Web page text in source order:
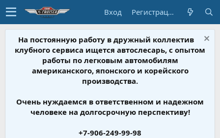
Вход Регистрация
На постоянную работу в дружный коллектив
клубного сервиса ищется автослесарь, с опытом
работы по легковым автомобилям
американского, японского и корейского
производства.
Очень нуждаемся в ответственном и надежном
человеке на долгосрочную перспективу!
+7-906-249-99-98